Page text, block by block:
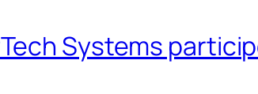
Systems